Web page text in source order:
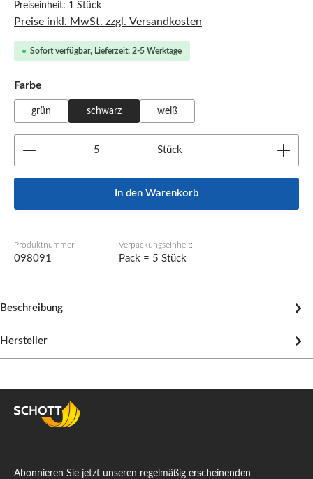
Preiseinheit: 1 Stück
Preise inkl. MwSt. zzgl. Versandkosten
Sofort verfügbar, Lieferzeit: 2-5 Werktage
Farbe
grün schwarz weiß
Produkt Anzahl: Gib den gewünschten Wert ein
Stück
In den Warenkorb
Produktnummer:
098091
Verpackungseinheit:
Pack = 5 Stück
Beschreibung
Hersteller
Abonnieren Sie jetzt unseren regelmäßig erscheinenden